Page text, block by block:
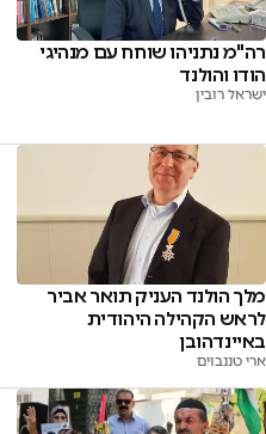
רה"מ נתניהו שוחח עם מנהיגי
הודו והולנד
ישראל רובין
מלך הולנד העניק תואר אביר
לראש הקהילה היהודית
באיינדהובן
ארי טננבוים